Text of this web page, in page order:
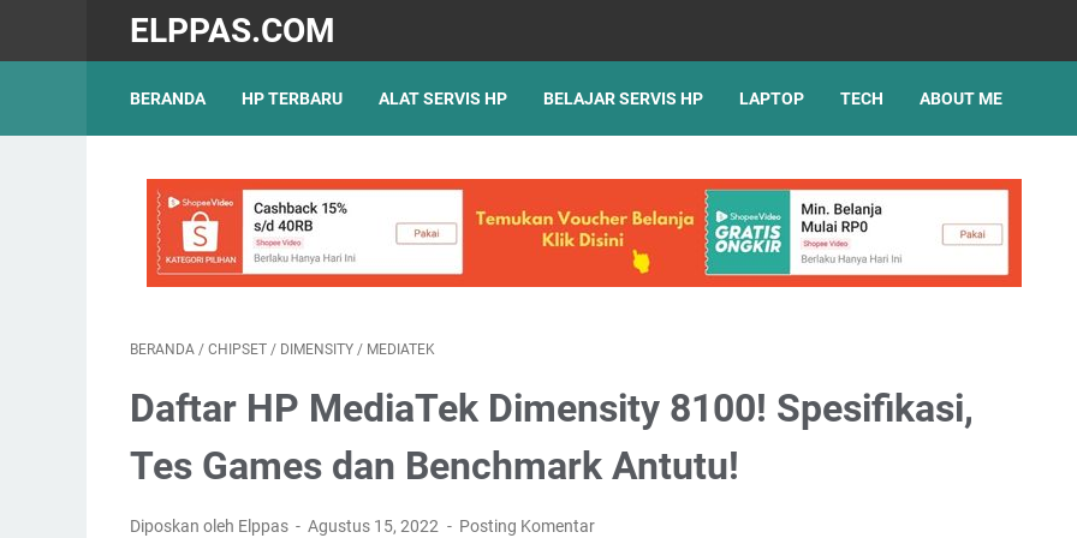
ELPPAS.COM
BERANDA HP TERBARU ALAT SERVIS HP BELAJAR SERVIS HP LAPTOP TECH ABOUT ME
BERANDA / CHIPSET / DIMENSITY / MEDIATEK
Daftar HP MediaTek Dimensity 8100! Spesifikasi,
Tes Games dan Benchmark Antutu!
Diposkan oleh Elppas Agustus 15, 2022 Posting Komentar